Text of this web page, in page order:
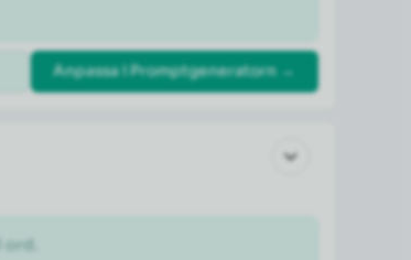
Anpassa i Promptgeneratorn →